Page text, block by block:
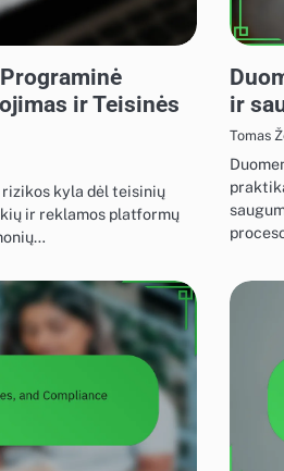
ir Teisinės
kyla dėl teisinių
ir reklamos platformų
ir
Tomas